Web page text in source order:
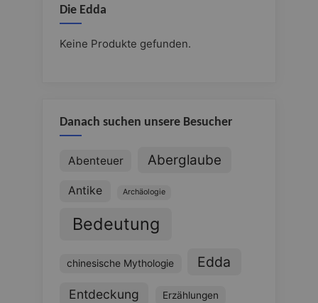
Die Edda
Keine Produkte gefunden.
Danach suchen unsere Besucher
Abenteuer Aberglaube
Antike Archäologie
Bedeutung
chinesische Mythologie Edda
Entdeckung Erzählungen